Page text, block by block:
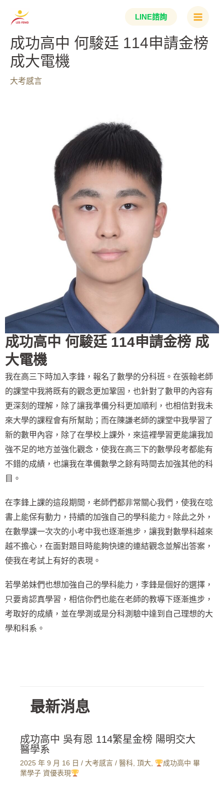
LINE諮詢
Main
Menu
成功高中 何駿廷 114申請金榜
成大電機
大考感言
成功高中 何駿廷 114申請金榜 成
大電機
我在高三下時加入李鋒，報名了數學的分科班。在張翰老師
的課堂中我將既有的觀念更加鞏固，也針對了數甲的內容有
更深刻的理解，除了讓我準備分科更加順利，也相信對我未
來大學的課程會有所幫助；而在陳謙老師的課堂中我學習了
新的數甲內容，除了在學校上課外，來這裡學習更能讓我加
強不足的地方並強化觀念，使我在高三下的數學段考都能有
不錯的成績，也讓我在準備數學之餘有時間去加強其他的科
目。
在李鋒上課的這段期間，老師們都非常關心我們，使我在唸
書上能保有動力，持續的加強自己的學科能力。除此之外，
在數學課一次次的小考中我也逐漸進步，讓我對數學科越來
越不擔心，在面對題目時能夠快速的連結觀念並解出答案，
使我在考試上有好的表現。
若學弟妹們也想加強自己的學科能力，李鋒是個好的選擇，
只要肯認真學習，相信你們也能在老師的教導下逐漸進步，
考取好的成績，並在學測或是分科測驗中達到自己理想的大
學和科系。
最新消息
成功高中 吳有恩 114繁星金榜 陽明交大
醫學系
2025 年 9 月 16 日 / 大考感言 / 醫科, 頂大,
成功高中 畢
業學子 資優表現